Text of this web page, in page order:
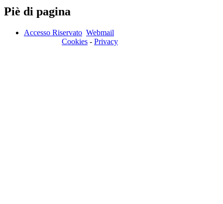
Piè di pagina
Accesso Riservato Webmail
Cookies - Privacy